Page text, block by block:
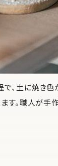
、土に焼き色
す。職人が手